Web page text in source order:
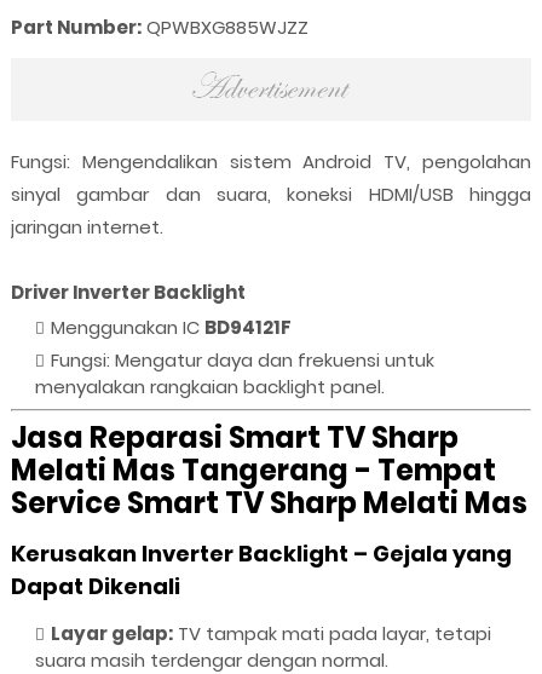
Part Number:QPWBXG885WJZZ
Fungsi: Mengendalikan sistem Android TV, pengolahan
sinyal gambar dan suara, koneksi HDMI/USB hingga
jaringan internet.
Driver Inverter Backlight
Menggunakan IC BD94121F
Fungsi: Mengatur daya dan frekuensi untuk
menyalakan rangkaian backlight panel.
Jasa Reparasi Smart TV Sharp
Melati Mas Tangerang - Tempat
Service Smart TV Sharp Melati Mas
Kerusakan Inverter Backlight – Gejala yang
Dapat Dikenali
Layar gelap:TV tampak mati pada layar, tetapi
suara masih terdengar dengan normal.